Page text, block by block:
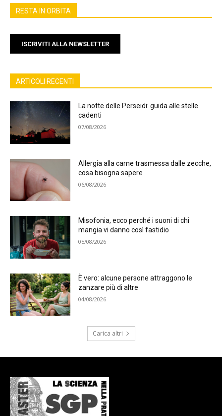
RESTA IN ORBITA
ISCRIVITI ALLA NEWSLETTER
ARTICOLI RECENTI
La notte delle Perseidi: guida alle stelle
cadenti
07/08/2026
Allergia alla carne trasmessa dalle zecche,
cosa bisogna sapere
06/08/2026
Misofonia, ecco perché i suoni di chi
mangia vi danno così fastidio
05/08/2026
È vero: alcune persone attraggono le
zanzare più di altre
04/08/2026
Carica altri